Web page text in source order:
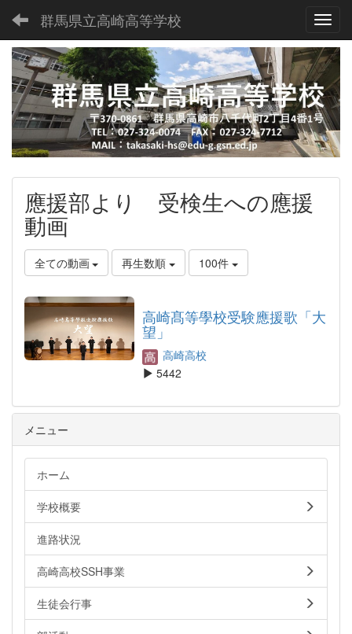
群馬県立高崎高等学校
應援部より 受検生への應援
動画
全ての動画 再生数順 100件
高崎髙等學校受験應援歌「大
望」
高崎高校
5442
メニュー
ホーム
学校概要
進路状況
高崎高校SSH事業
生徒会行事